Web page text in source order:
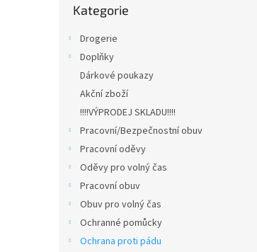
kategorie
Kategorie
Drogerie
Doplňky
Dárkové poukazy
Akční zboží
!!!!VÝPRODEJ SKLADU!!!!
Pracovní/Bezpečnostní obuv
Pracovní oděvy
Oděvy pro volný čas
Pracovní obuv
Obuv pro volný čas
Ochranné pomůcky
Ochrana proti pádu